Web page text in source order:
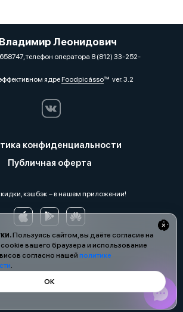
Пользуясь сайтом, вы даёте согласие на
вашего браузера и использование
согласно нашей политике
.
ОК
Леонидович
телефон оператора 8 (812) 33-252-
ядреFoodpicássover. 3.2
конфиденциальности
Публичная оферта
кэшбэк − в нашем приложении!